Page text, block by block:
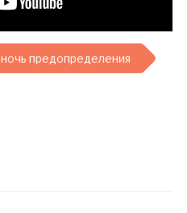
ночь предопределения